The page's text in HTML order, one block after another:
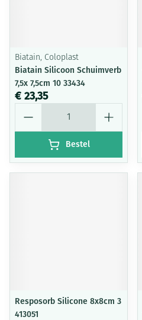
Biatain, Coloplast
Biatain Silicoon Schuimverb
7,5x 7,5cm 10 33434
€ 23,35
Bestel
Resposorb Silicone 8x8cm 3
413051